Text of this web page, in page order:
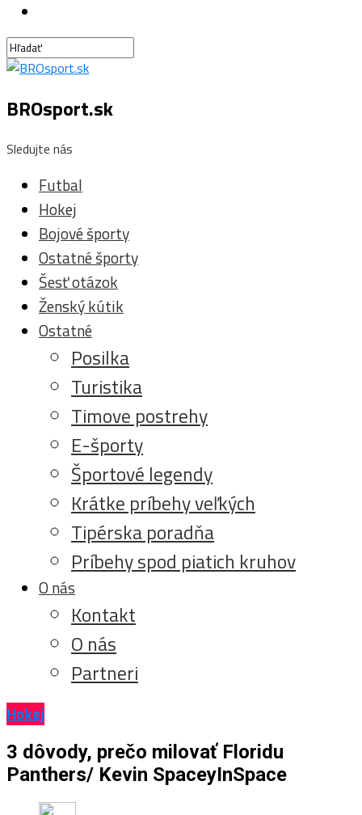
BROsport.sk
Sledujte nás
Futbal
Hokej
Bojové športy
Ostatné športy
Šesť otázok
Ženský kútik
Ostatné
Posilka
Turistika
Timove postrehy
E-športy
Športové legendy
Krátke príbehy veľkých
Tipérska poradňa
Príbehy spod piatich kruhov
O nás
Kontakt
O nás
Partneri
Hokej
3 dôvody, prečo milovať Floridu
Panthers/ Kevin SpaceyInSpace